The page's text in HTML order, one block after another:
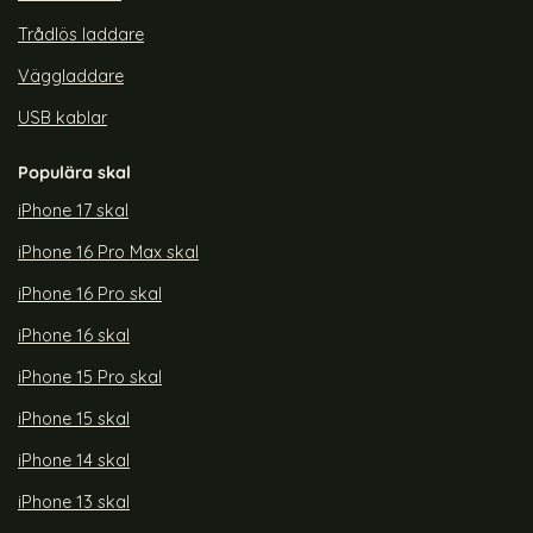
Trådlös laddare
Väggladdare
USB kablar
Populära skal
iPhone 17 skal
iPhone 16 Pro Max skal
iPhone 16 Pro skal
iPhone 16 skal
iPhone 15 Pro skal
iPhone 15 skal
iPhone 14 skal
iPhone 13 skal